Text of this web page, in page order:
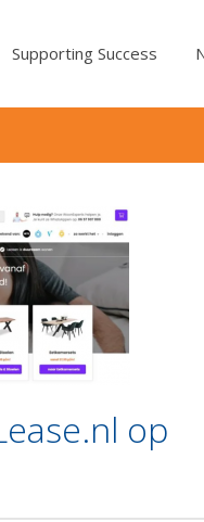
Supporting Success
op